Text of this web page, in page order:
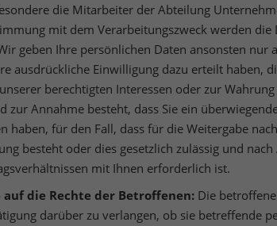
die Mitarbeiter der Abteilung
mit dem Verarbeitungszweck werden die
Wir geben Ihre persönlichen Daten ansonsten
ausdrückliche Einwilligung dazu erteilt haben,
berechtigten Interessen oder zur
zur Annahme besteht, dass Sie ein
haben, für den Fall, dass für die Weitergabe
besteht oder dies gesetzlich zulässig und
mit Ihnen erforderlich ist.
auf die Rechte der Betroffenen: Die
darüber zu verlangen, ob sie betreffende